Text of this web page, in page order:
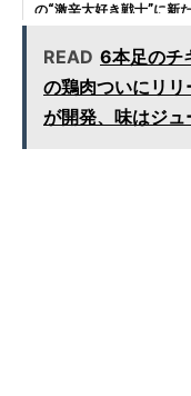
の“激辛大好き戦士”に新
READ 6本足のチ
の鶏肉ついにリ
が開発、味はジ